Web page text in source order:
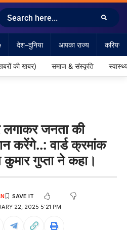
देश–दुनिया आपका राज्य करियर
की खबर) समाज & संस्कृति
लगाकर जनता की
करेंगे..: वार्ड क्रमांक
गुप्ता ने कहा।
22, 2025 5:21 PM